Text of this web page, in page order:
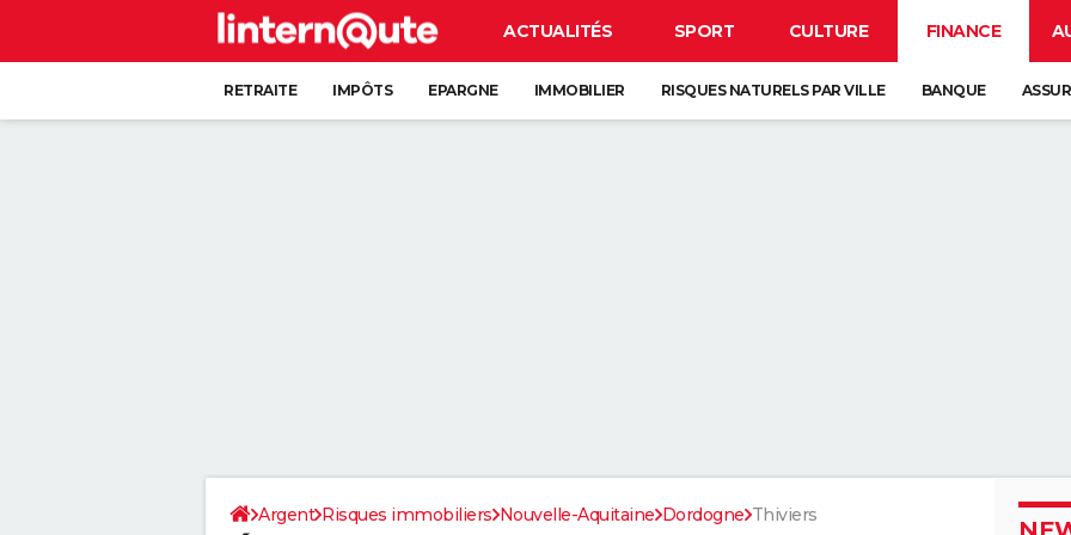
ACTUALITÉS SPORT CULTURE FINANCE
RETRAITE IMPÔTS EPARGNE IMMOBILIER RISQUES NATURELS PAR VILLE BANQUE
Argent Risques immobiliers Nouvelle-Aquitaine Dordogne Thiviers